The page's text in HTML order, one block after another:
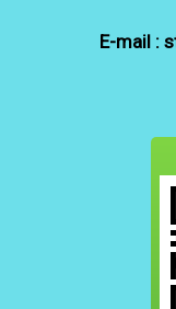
E-mail :